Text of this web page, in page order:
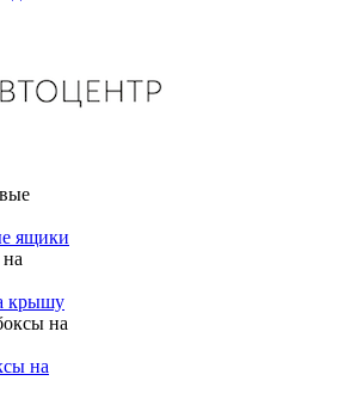
ящики
крышу
на